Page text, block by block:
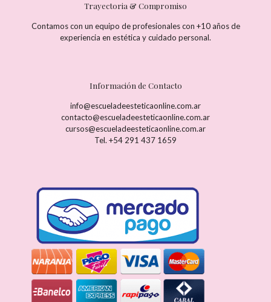
Trayectoria & Compromiso
Contamos con un equipo de profesionales con +10 años de
experiencia en estética y cuidado personal.
Información de Contacto
info@escueladeesteticaonline.com.ar
contacto@escueladeesteticaonline.com.ar
cursos@escueladeesteticaonline.com.ar
Tel. +54 291 437 1659